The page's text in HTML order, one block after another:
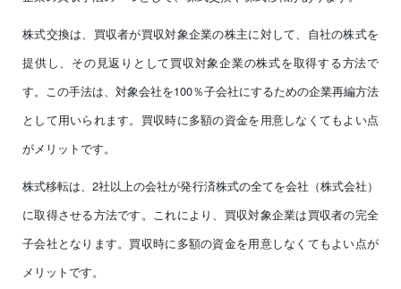
株式交換は、買収者が買収対象企業の株主に対して、自社の株式を
提供し、その見返りとして買収対象企業の株式を取得する方法で
す。この手法は、対象会社を100％子会社にするための企業再編方法
として用いられます。買収時に多額の資金を用意しなくてもよい点
がメリットです。
株式移転は、2社以上の会社が発行済株式の全てを会社（株式会社）
に取得させる方法です。これにより、買収対象企業は買収者の完全
子会社となります。買収時に多額の資金を用意しなくてもよい点が
メリットです。